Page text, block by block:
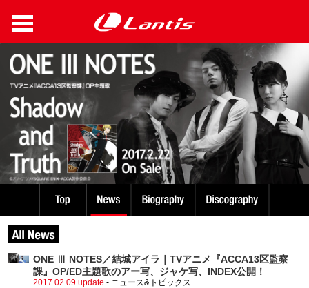
ONE Ⅲ NOTES／結城アイラ｜TVアニメ『ACCA13区監察
課』OP/ED主題歌のアー写、ジャケ写、INDEX公開！
2017.02.09 update - ニュース&トピックス